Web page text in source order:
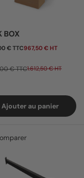
BOX
€ TTC967,50 € HT
€ TTC1.612,50 € HT
Ajouter au panier